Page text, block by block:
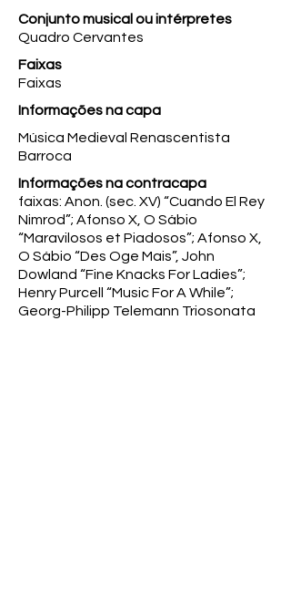
Conjunto musical ou intérpretes
Quadro Cervantes
Faixas
Faixas
Informações na capa
Música Medieval Renascentista
Barroca
Informações na contracapa
faixas: Anon. (sec. XV) “Cuando El Rey
Nimrod”; Afonso X, O Sábio
“Maravilosos et Piadosos”; Afonso X,
O Sábio “Des Oge Mais”, John
Dowland “Fine Knacks For Ladies”;
Henry Purcell “Music For A While”;
Georg-Philipp Telemann Triosonata